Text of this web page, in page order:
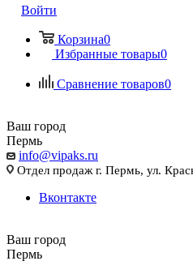
Войти
Корзина0
Избранные товары0
Сравнение товаров0
Ваш город
Пермь
info@vipaks.ru
Отдел продаж г. Пермь, ул.
Вконтакте
Ваш город
Пермь